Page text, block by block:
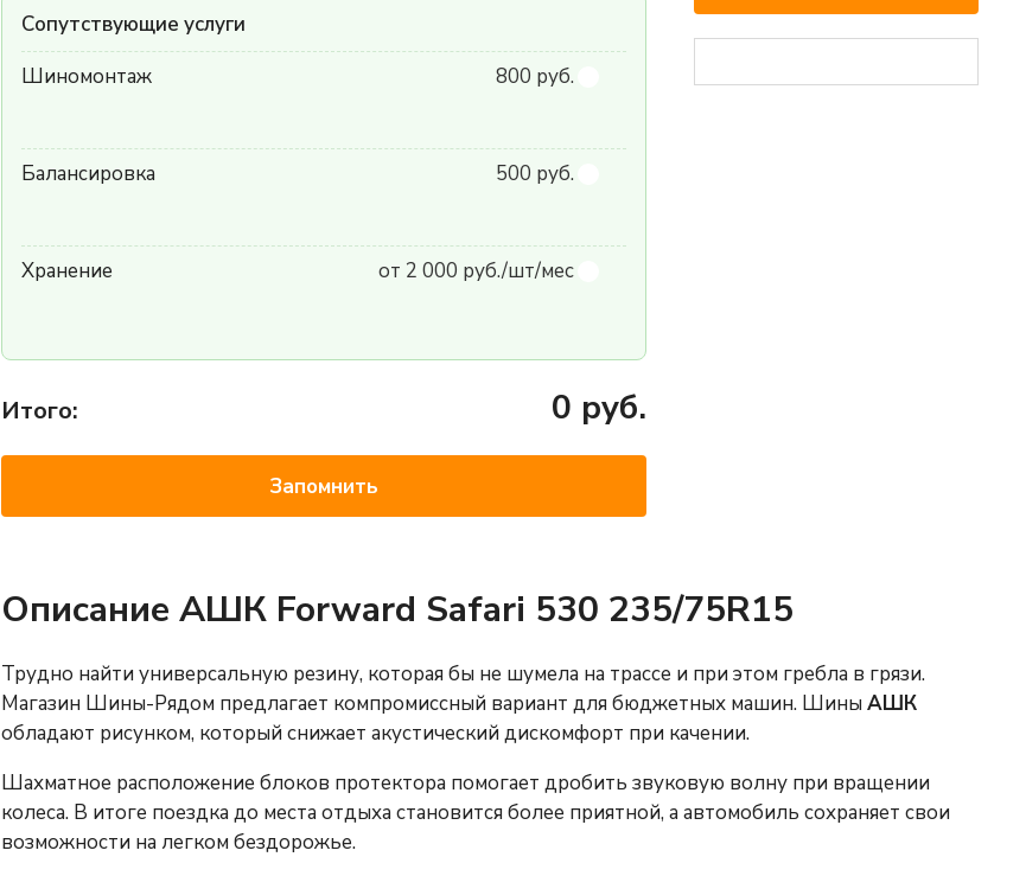
Сопутствующие услуги
Шиномонтаж
800 руб.
Балансировка 500 руб.
Хранение от 2 000 руб./шт/мес
Итого: 0 руб.
Запомнить
Описание АШК Forward Safari 530 235/75R15
Трудно найти универсальную резину, которая бы не шумела на трассе и при этом гребла в грязи.
Магазин Шины-Рядом предлагает компромиссный вариант для бюджетных машин. Шины АШК
обладают рисунком, который снижает акустический дискомфорт при качении.
Шахматное расположение блоков протектора помогает дробить звуковую волну при вращении
колеса. В итоге поездка до места отдыха становится более приятной, а автомобиль сохраняет свои
возможности на легком бездорожье.